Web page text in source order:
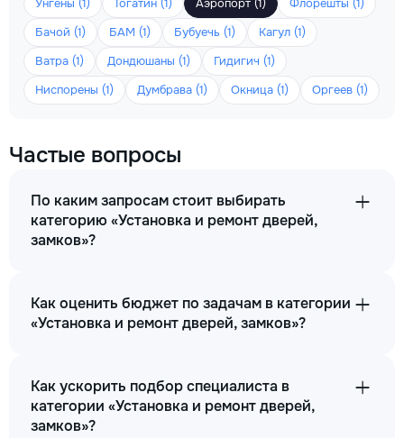
Унгены (1)
Тогатин (1) Аэропорт (1)
Флорешты (1)
Бачой (1)
БАМ (1) Бубуечь (1)
Кагул (1)
Ватра (1)
Дондюшаны (1)
Гидигич (1)
Ниспорены (1)
Думбрава (1) Окница (1) Оргеев (1)
Частые вопросы
По каким запросам стоит выбирать
категорию «Установка и ремонт дверей,
замков»?
Как оценить бюджет по задачам в категории
«Установка и ремонт дверей, замков»?
Как ускорить подбор специалиста в
категории «Установка и ремонт дверей,
замков»?